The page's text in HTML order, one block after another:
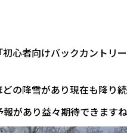
心者向けバックカントリ
の降雪があり現在も降り続
があり益々期待できますね